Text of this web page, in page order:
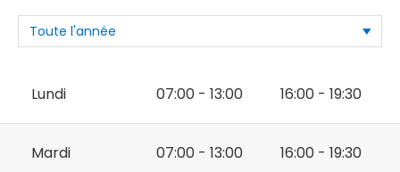
Lundi 07:00 - 13:00 16:00 - 19:30
Mardi 07:00 - 13:00 16:00 - 19:30